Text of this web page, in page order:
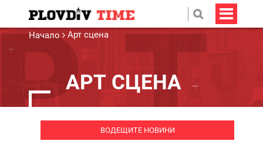
Начало Арт сцена
АРТ СЦЕНА
ВОДЕЩИТЕ НОВИНИ